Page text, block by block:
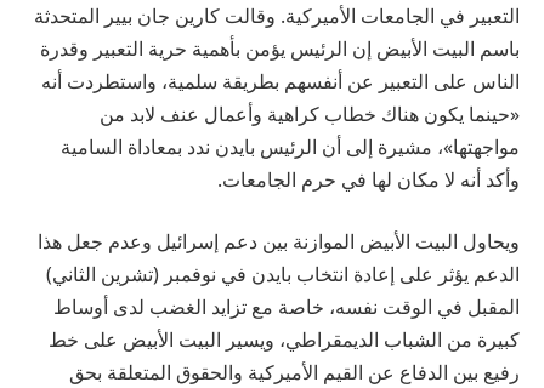
التعبير في الجامعات الأميركية. وقالت كارين جان بيير المتحدثة
باسم البيت الأبيض إن الرئيس يؤمن بأهمية حرية التعبير وقدرة
الناس على التعبير عن أنفسهم بطريقة سلمية، واستطردت أنه
«حينما يكون هناك خطاب كراهية وأعمال عنف لابد من
مواجهتها»، مشيرة إلى أن الرئيس بايدن ندد بمعاداة السامية
وأكد أنه لا مكان لها في حرم الجامعات.
ويحاول البيت الأبيض الموازنة بين دعم إسرائيل وعدم جعل هذا
الدعم يؤثر على إعادة انتخاب بايدن في نوفمبر (تشرين الثاني)
المقبل في الوقت نفسه، خاصة مع تزايد الغضب لدى أوساط
كبيرة من الشباب الديمقراطي، ويسير البيت الأبيض على خط
رفيع بين الدفاع عن القيم الأميركية والحقوق المتعلقة بحق